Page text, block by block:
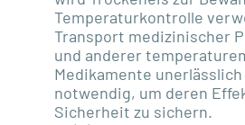
Temperaturkontrolle
Transport medizinischer
und anderer
Medikamente
notwendig, um deren
Sicherheit zu sichern.